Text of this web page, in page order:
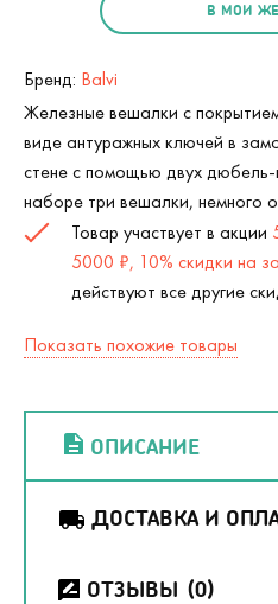
В МОИ
Бренд: Balvi
Железные вешалки с
виде антуражных ключей в
стене с помощью двух дюбель-
наборе три вешалки, немного
Товар участвует в акции
5000 ₽, 10% скидки на
действуют все другие
Показать похожие товары
ОПИСАНИЕ
ДОСТАВКА И
ОТЗЫВЫ (0)